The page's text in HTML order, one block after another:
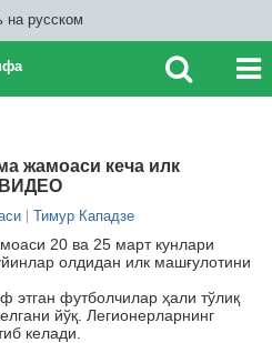
на русском
жамоаси кеча илк
ВИДЕО
Тимур Кападзе
20 ва 25 март кунлари
олдидан илк машғулотини
этган футболчилар ҳали тўлиқ
йўқ. Легионерларнинг
келади.